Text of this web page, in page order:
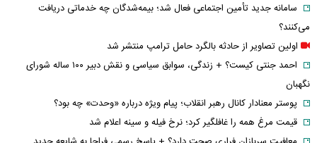
سامانه جدید تأمین اجتماعی فعال شد؛ بیمه‌شدگان چه خدماتی دریافت
می‌کنند؟
اولین تصاویر از حادثه بالگرد حامل ترامپ منتشر شد
احمد جنتی کیست؟ + زندگی، سوابق سیاسی و نقش دبیر ۱۰۰ ساله شورای
نگهبان
پوستر معنادار کانال رهبر انقلاب؛ پیام ویژه درباره «وحدت» چه بود؟
قیمت مرغ همه را غافلگیر کرد؛ نرخ فیله و سینه اعلام شد